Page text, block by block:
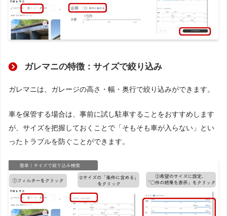
ガレマニの特徴：サイズで絞り込み
ガレマニは、ガレージの高さ・幅・奥行で絞り込みができます。
車を保管する場合は、事前に試し駐車することをおすすめします
が、サイズを把握しておくことで「そもそも車が入らない」とい
ったトラブルを防ぐことができます。